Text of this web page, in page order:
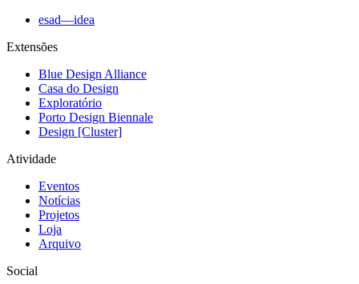
esad—idea
Extensões
Blue Design Alliance
Casa do Design
Exploratório
Porto Design Biennale
Design [Cluster]
Atividade
Eventos
Notícias
Projetos
Loja
Arquivo
Social